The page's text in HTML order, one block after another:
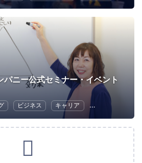
パニー公式セミナー・イベント
ビジネス キャリア コミュニケーシ